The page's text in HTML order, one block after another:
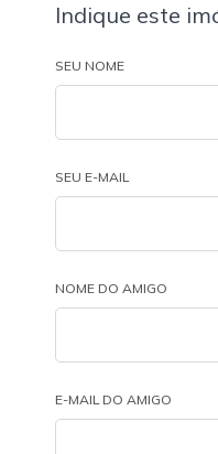
Indique este
SEU NOME
SEU E-MAIL
NOME DO AMIGO
E-MAIL DO AMIGO